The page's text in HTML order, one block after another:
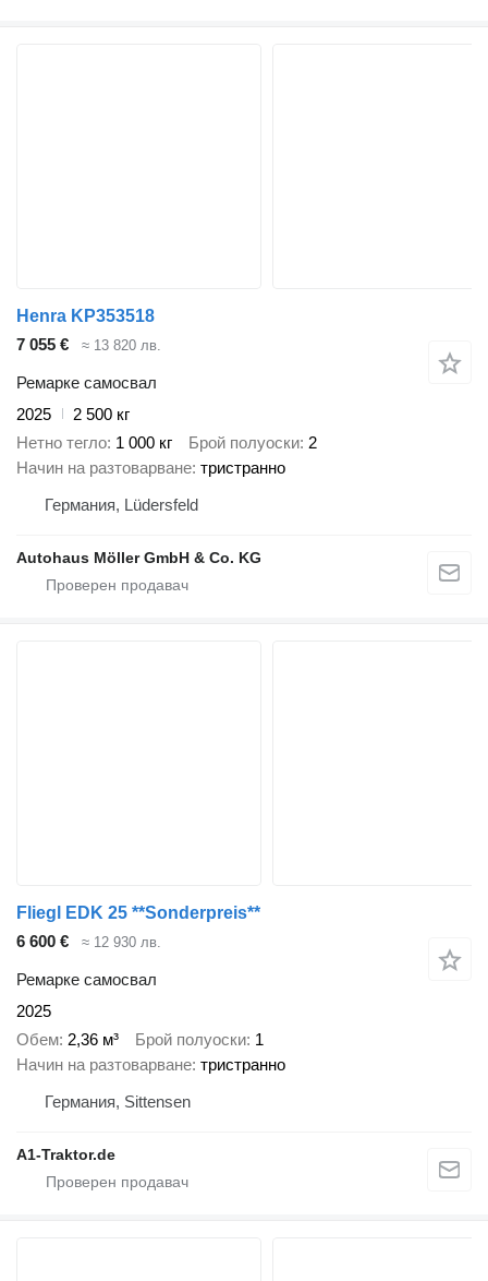
Henra KP353518
7 055 €
≈ 13 820 лв.
Ремарке самосвал
2025
2 500 кг
Нетно тегло 1 000 кг Брой полуоски 2
Начин на разтоварване тристранно
Германия, Lüdersfeld
Autohaus Möller GmbH & Co. KG
Fliegl EDK 25 **Sonderpreis**
6 600 €
≈ 12 930 лв.
Ремарке самосвал
2025
Обем 2,36 м³ Брой полуоски 1
Начин на разтоварване тристранно
Германия, Sittensen
A1-Traktor.de